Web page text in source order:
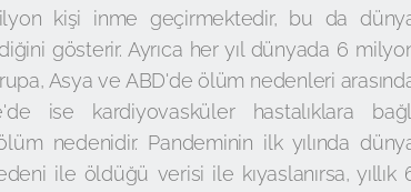
kişi inme geçirmektedir, bu da
gösterir. Ayrıca her yıl dünyada 6
Asya ve ABD'de ölüm nedenleri
ise kardiyovasküler hastalıklara
nedenidir. Pandeminin ilk yılında
ile öldüğü verisi ile kıyaslanırsa, yıllık